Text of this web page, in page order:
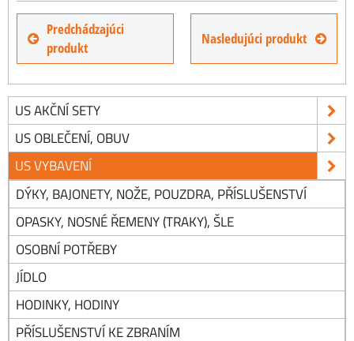
Predchádzajúci
produkt
Nasledujúci produkt
US AKČNÍ SETY
US OBLEČENÍ, OBUV
US VYBAVENÍ
DÝKY, BAJONETY, NOŽE, POUZDRA, PŘÍSLUŠENSTVÍ
OPASKY, NOSNÉ ŘEMENY (TRAKY), ŠLE
OSOBNÍ POTŘEBY
JÍDLO
HODINKY, HODINY
PŘÍSLUŠENSTVÍ KE ZBRANÍM